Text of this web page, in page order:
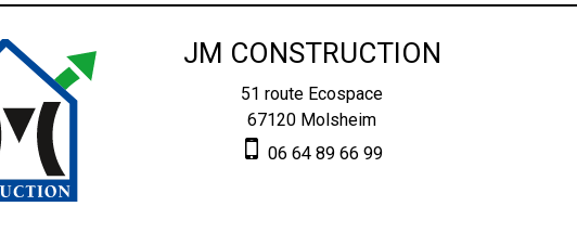
JM CONSTRUCTION
51 route Ecospace
67120 Molsheim
06 64 89 66 99